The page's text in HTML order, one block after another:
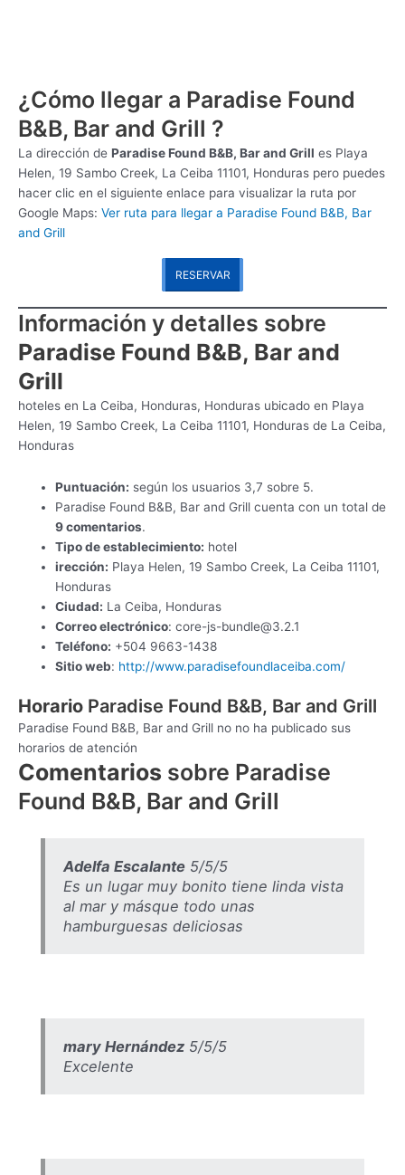
¿Cómo llegar a Paradise Found
B&B, Bar and Grill ?
La dirección de Paradise Found B&B, Bar and Grill es Playa
Helen, 19 Sambo Creek, La Ceiba 11101, Honduras pero puedes
hacer clic en el siguiente enlace para visualizar la ruta por
Google Maps: Ver ruta para llegar a Paradise Found B&B, Bar
and Grill
RESERVAR
Información y detalles sobre
Paradise Found B&B, Bar and
Grill
hoteles en La Ceiba, Honduras, Honduras ubicado en Playa
Helen, 19 Sambo Creek, La Ceiba 11101, Honduras de La Ceiba,
Honduras
Puntuación: según los usuarios 3,7 sobre 5.
Paradise Found B&B, Bar and Grill cuenta con un total de
9 comentarios.
Tipo de establecimiento: hotel
irección: Playa Helen, 19 Sambo Creek, La Ceiba 11101,
Honduras
Ciudad: La Ceiba, Honduras
Correo electrónico:core-js-bundle@3.2.1
Teléfono: +504 9663-1438
Sitio web: http://www.paradisefoundlaceiba.com/
Horario Paradise Found B&B, Bar and Grill
Paradise Found B&B, Bar and Grill no no ha publicado sus
horarios de atención
Comentarios sobre Paradise
Found B&B, Bar and Grill
Adelfa Escalante5/5/5
Es un lugar muy bonito tiene linda vista
al mar y másque todo unas
hamburguesas deliciosas
mary Hernández5/5/5
Excelente